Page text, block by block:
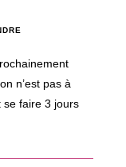
n’est pas à
se faire 3 jours